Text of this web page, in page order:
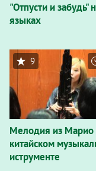
"Отпусти и забудь"
языках
Мелодия из Марио
китайском
иструменте
9